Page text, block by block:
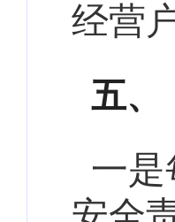
经营
五、
一是